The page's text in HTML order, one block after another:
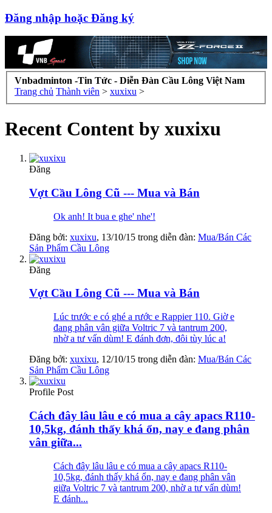
Đăng nhập hoặc Đăng ký
Vnbadminton -Tin Tức - Diễn Đàn Cầu Lông Việt Nam
Trang chủ Thành viên > xuxixu >
Recent Content by xuxixu
Đăng
Vợt Cầu Lông Cũ --- Mua và Bán
Ok anh! It bua e ghe' nhe'!
Đăng bởi: xuxixu, 13/10/15 trong diễn đàn: Mua/Bán Các
Sản Phẩm Cầu Lông
Đăng
Vợt Cầu Lông Cũ --- Mua và Bán
Lúc trước e có ghé a rước e Rappier 110. Giờ e
đang phân vân giữa Voltric 7 và tantrum 200,
nhờ a tư vấn dùm! E đánh đơn, đôi tùy lúc a!
Đăng bởi: xuxixu, 12/10/15 trong diễn đàn: Mua/Bán Các
Sản Phẩm Cầu Lông
Profile Post
Cách đây lâu lâu e có mua a cây apacs R110-
10,5kg, đánh thấy khá ổn, nay e đang phân
vân giữa...
Cách đây lâu lâu e có mua a cây apacs R110-
10,5kg, đánh thấy khá ổn, nay e đang phân vân
giữa Voltric 7 và tantrum 200, nhờ a tư vấn dùm!
E đánh...